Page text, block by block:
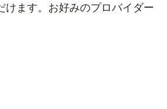
けます。お好みのプロバイダー